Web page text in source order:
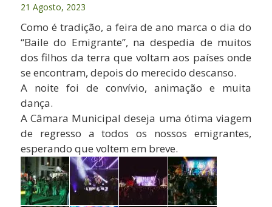
21 Agosto, 2023
Como é tradição, a feira de ano marca o dia do
“Baile do Emigrante”, na despedia de muitos
dos filhos da terra que voltam aos países onde
se encontram, depois do merecido descanso.
A noite foi de convívio, animação e muita
dança.
A Câmara Municipal deseja uma ótima viagem
de regresso a todos os nossos emigrantes,
esperando que voltem em breve.